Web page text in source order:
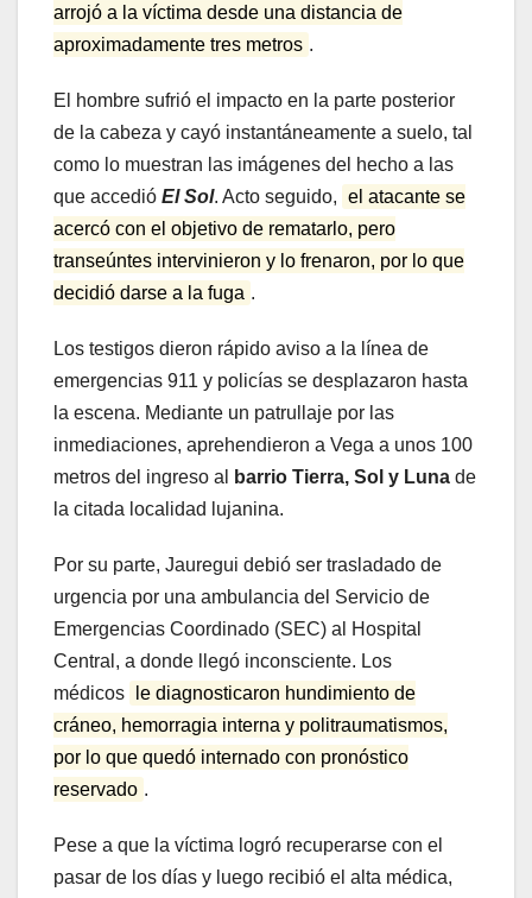
arrojó a la víctima desde una distancia de
aproximadamente tres metros .
El hombre sufrió el impacto en la parte posterior
de la cabeza y cayó instantáneamente a suelo, tal
como lo muestran las imágenes del hecho a las
que accedió El Sol. Acto seguido, el atacante se
acercó con el objetivo de rematarlo, pero
transeúntes intervinieron y lo frenaron, por lo que
decidió darse a la fuga .
Los testigos dieron rápido aviso a la línea de
emergencias 911 y policías se desplazaron hasta
la escena. Mediante un patrullaje por las
inmediaciones, aprehendieron a Vega a unos 100
metros del ingreso al
barrio Tierra, Sol y Luna de
la citada localidad lujanina.
Por su parte, Jauregui debió ser trasladado de
urgencia por una ambulancia del Servicio de
Emergencias Coordinado (SEC) al Hospital
Central, a donde llegó inconsciente. Los
médicos
le diagnosticaron hundimiento de
cráneo, hemorragia interna y politraumatismos,
por lo que quedó internado con pronóstico
reservado .
Pese a que la víctima logró recuperarse con el
pasar de los días y luego recibió el alta médica,